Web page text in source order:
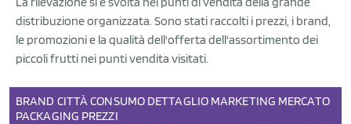
distribuzione organizzata. Sono stati raccolti i prezzi, i brand,
le promozioni e la qualità dell'offerta dell'assortimento dei
piccoli frutti nei punti vendita visitati.
BRAND CITTÀCONSUMO DETTAGLIO MARKETING MERCATO
PACKAGING PREZZI